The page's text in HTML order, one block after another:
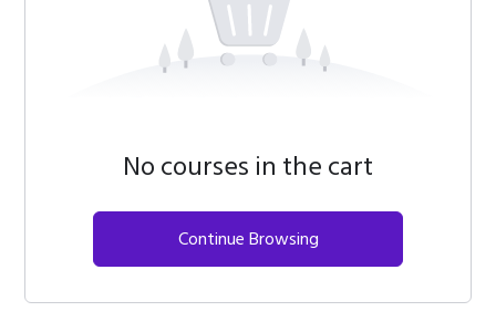
No courses in the cart
Continue Browsing